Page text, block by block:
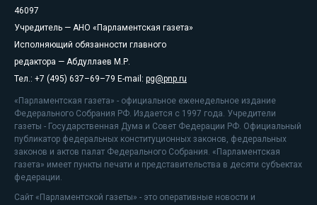
46097
Учредитель — АНО «Парламентская газета»
Исполняющий обязанности главного
редактора — Абдуллаев М.Р.
Тел.: +7 (495) 637–69–79 E-mail: pg@pnp.ru
«Парламентская газета» - официальное еженедельное издание
Федерального Собрания РФ. Издается с 1997 года. Учредители
газеты - Государственная Дума и Совет Федерации РФ. Официальный
публикатор федеральных конституционных законов, федеральных
законов и актов палат Федерального Собрания. «Парламентская
газета» имеет пункты печати и представительства в десяти субъектах
федерации.
Сайт «Парламентской газеты» - это оперативные новости и